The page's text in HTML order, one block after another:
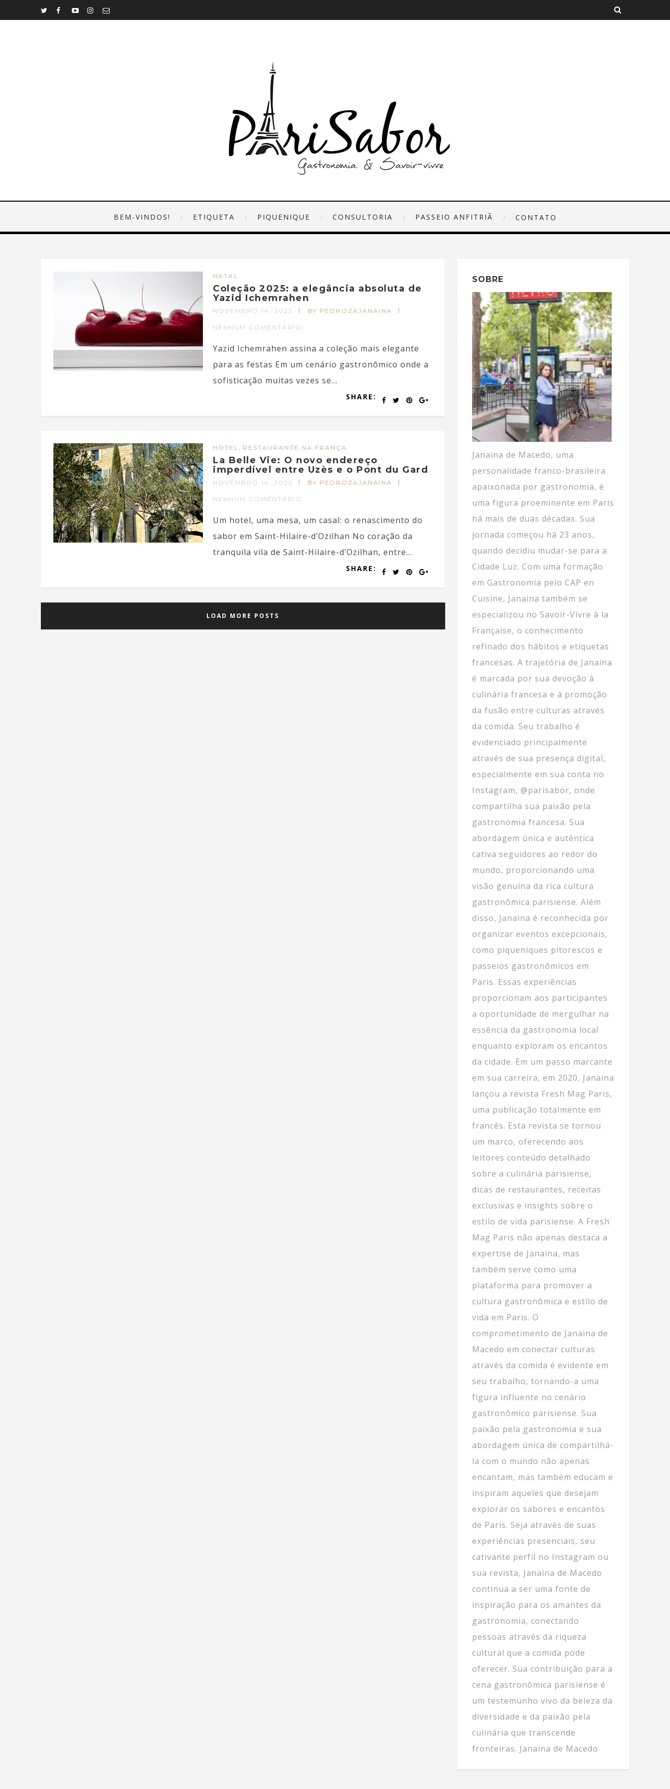
BEM-VINDOS! ETIQUETA PIQUENIQUE CONSULTORIA PASSEIO ANFITRIÃ CONTATO
NATAL
Coleção 2025: a elegância absoluta de
Yazid Ichemrahen
NOVEMBRO 14, 2025 BY PEDROZAJANAINA
NENHUM COMENTÁRIO
Yazid Ichemrahen assina a coleção mais elegante
para as festas Em um cenário gastronômico onde a
sofisticação muitas vezes se...
SHARE:
HOTEL , RESTAURANTE NA FRANÇA
La Belle Vie: O novo endereço
imperdível entre Uzès e o Pont du Gard
NOVEMBRO 14, 2025 BY PEDROZAJANAINA
NENHUM COMENTÁRIO
Um hotel, uma mesa, um casal: o renascimento do
sabor em Saint-Hilaire-d’Ozilhan No coração da
tranquila vila de Saint-Hilaire-d’Ozilhan, entre...
SHARE:
LOAD MORE POSTS
SOBRE
Janaina de Macedo, uma
personalidade franco-brasileira
apaixonada por gastronomia, é
uma figura proeminente em Paris
há mais de duas décadas. Sua
jornada começou há 23 anos,
quando decidiu mudar-se para a
Cidade Luz. Com uma formação
em Gastronomia pelo CAP en
Cuisine, Janaina também se
especializou no Savoir-Vivre à la
Française, o conhecimento
refinado dos hábitos e etiquetas
francesas. A trajetória de Janaina
é marcada por sua devoção à
culinária francesa e à promoção
da fusão entre culturas através
da comida. Seu trabalho é
evidenciado principalmente
através de sua presença digital,
especialmente em sua conta no
Instagram, @parisabor, onde
compartilha sua paixão pela
gastronomia francesa. Sua
abordagem única e autêntica
cativa seguidores ao redor do
mundo, proporcionando uma
visão genuína da rica cultura
gastronômica parisiense. Além
disso, Janaina é reconhecida por
organizar eventos excepcionais,
como piqueniques pitorescos e
passeios gastronômicos em
Paris. Essas experiências
proporcionam aos participantes
a oportunidade de mergulhar na
essência da gastronomia local
enquanto exploram os encantos
da cidade. Em um passo marcante
em sua carreira, em 2020, Janaina
lançou a revista Fresh Mag Paris,
uma publicação totalmente em
francês. Esta revista se tornou
um marco, oferecendo aos
leitores conteúdo detalhado
sobre a culinária parisiense,
dicas de restaurantes, receitas
exclusivas e insights sobre o
estilo de vida parisiense. A Fresh
Mag Paris não apenas destaca a
expertise de Janaina, mas
também serve como uma
plataforma para promover a
cultura gastronômica e estilo de
vida em Paris. O
comprometimento de Janaina de
Macedo em conectar culturas
através da comida é evidente em
seu trabalho, tornando-a uma
figura influente no cenário
gastronômico parisiense. Sua
paixão pela gastronomia e sua
abordagem única de compartilhá-
la com o mundo não apenas
encantam, mas também educam e
inspiram aqueles que desejam
explorar os sabores e encantos
de Paris. Seja através de suas
experiências presenciais, seu
cativante perfil no Instagram ou
sua revista, Janaina de Macedo
continua a ser uma fonte de
inspiração para os amantes da
gastronomia, conectando
pessoas através da riqueza
cultural que a comida pode
oferecer. Sua contribuição para a
cena gastronômica parisiense é
um testemunho vivo da beleza da
diversidade e da paixão pela
culinária que transcende
fronteiras. Janaina de Macedo